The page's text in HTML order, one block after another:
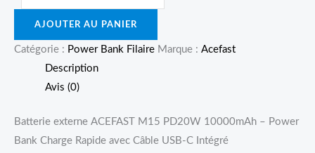
AJOUTER AU PANIER
Catégorie : Power Bank Filaire Marque : Acefast
Description
Avis (0)
Batterie externe ACEFAST M15 PD20W 10000mAh – Power
Bank Charge Rapide avec Câble USB-C Intégré